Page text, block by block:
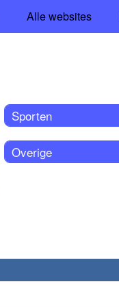
Alle websites
Sporten
Overige